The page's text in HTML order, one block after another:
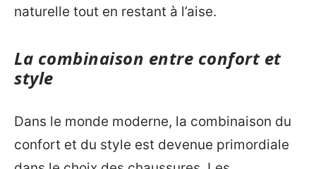
naturelle tout en restant à l’aise.
La combinaison entre confort et
style
Dans le monde moderne, la combinaison du
confort et du style est devenue primordiale